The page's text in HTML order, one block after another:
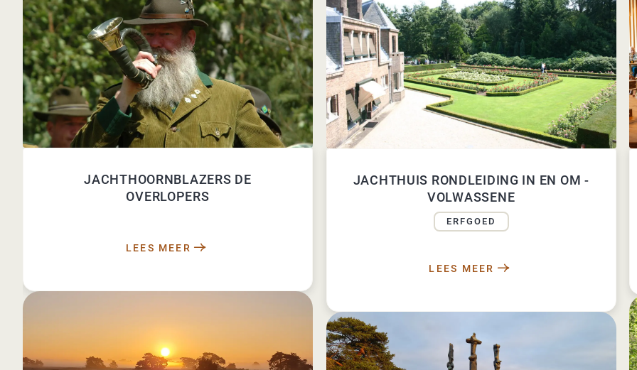
JACHTHOORNBLAZERS DE
OVERLOPERS
LEES MEER
JACHTHUIS RONDLEIDING IN EN OM -
VOLWASSENE
ERFGOED
LEES MEER